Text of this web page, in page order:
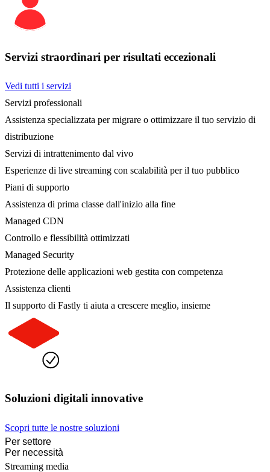
Servizi straordinari per risultati eccezionali
Vedi tutti i servizi
Servizi professionali
Assistenza specializzata per migrare o ottimizzare il tuo servizio di
distribuzione
Servizi di intrattenimento dal vivo
Esperienze di live streaming con scalabilità per il tuo pubblico
Piani di supporto
Assistenza di prima classe dall'inizio alla fine
Managed CDN
Controllo e flessibilità ottimizzati
Managed Security
Protezione delle applicazioni web gestita con competenza
Assistenza clienti
Il supporto di Fastly ti aiuta a crescere meglio, insieme
Soluzioni digitali innovative
Scopri tutte le nostre soluzioni
Per settore
Per necessità
Streaming media